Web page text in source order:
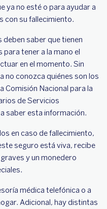
ya no esté o para ayudar a
con su fallecimiento.
saber que tienen
tener a la mano el
en el momento. Sin
no conozca quiénes son los
Comisión Nacional para la
de Servicios
saber esta información.
en caso de fallecimiento,
seguro está viva, recibe
y un monedero
médica telefónica o a
Adicional, hay distintas